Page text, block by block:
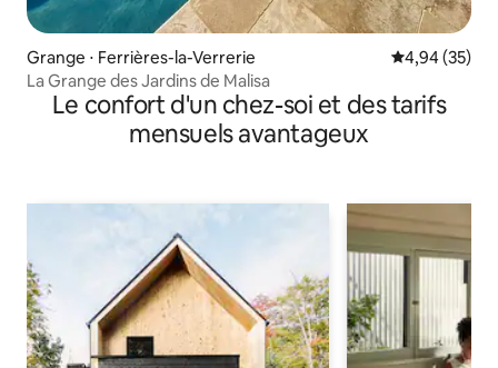
Grange ⋅ Ferrières-la-Verrerie Évaluation
4,94 (35)
La Grange des Jardins de Malisa
Le confort d'un chez-soi et des tarifs
mensuels avantageux